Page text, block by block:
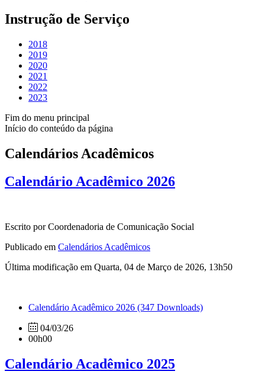
Instrução de Serviço
2018
2019
2020
2021
2022
2023
Fim do menu principal
Início do conteúdo da página
Calendários Acadêmicos
Calendário Acadêmico 2026
Escrito por Coordenadoria de Comunicação Social
Publicado em Calendários Acadêmicos
Última modificação em Quarta, 04 de Março de 2026, 13h50
Calendário Acadêmico 2026 (347 Downloads)
04/03/26
00h00
Calendário Acadêmico 2025